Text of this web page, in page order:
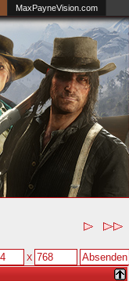
MaxPayneVision.com
X